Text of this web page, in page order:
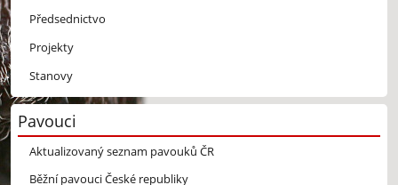
Předsednictvo
Projekty
Stanovy
Pavouci
Aktualizovaný seznam pavouků ČR
Běžní pavouci České republiky